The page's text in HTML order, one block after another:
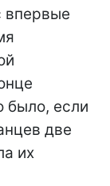
впервые
было, если
две
их